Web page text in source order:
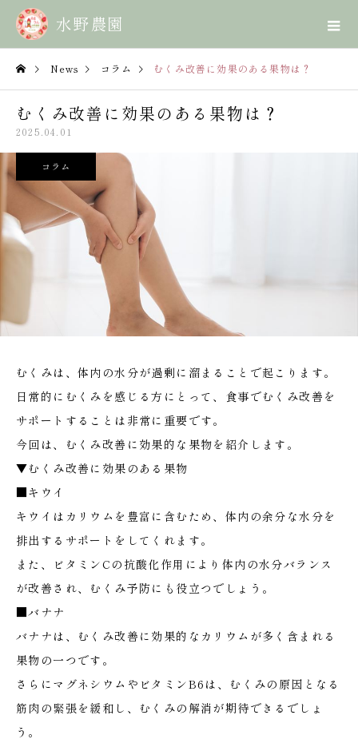
News コラム むくみ改善に効果のある果物は？
むくみ改善に効果のある果物は？
2025.04.01
コラム
むくみは、体内の水分が過剰に溜まることで起こります。
日常的にむくみを感じる方にとって、食事でむくみ改善を
サポートすることは非常に重要です。
今回は、むくみ改善に効果的な果物を紹介します。
▼むくみ改善に効果のある果物
■キウイ
キウイはカリウムを豊富に含むため、体内の余分な水分を
排出するサポートをしてくれます。
また、ビタミンCの抗酸化作用により体内の水分バランス
が改善され、むくみ予防にも役立つでしょう。
■バナナ
バナナは、むくみ改善に効果的なカリウムが多く含まれる
果物の一つです。
さらにマグネシウムやビタミンB6は、むくみの原因となる
筋肉の緊張を緩和し、むくみの解消が期待できるでしょ
う。